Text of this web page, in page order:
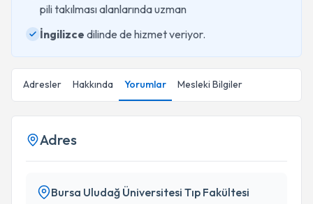
pili takılması alanlarında uzman
İngilizce dilinde de hizmet veriyor.
Adresler Hakkında Yorumlar Mesleki Bilgiler
Adres
Bursa Uludağ Üniversitesi Tıp Fakültesi